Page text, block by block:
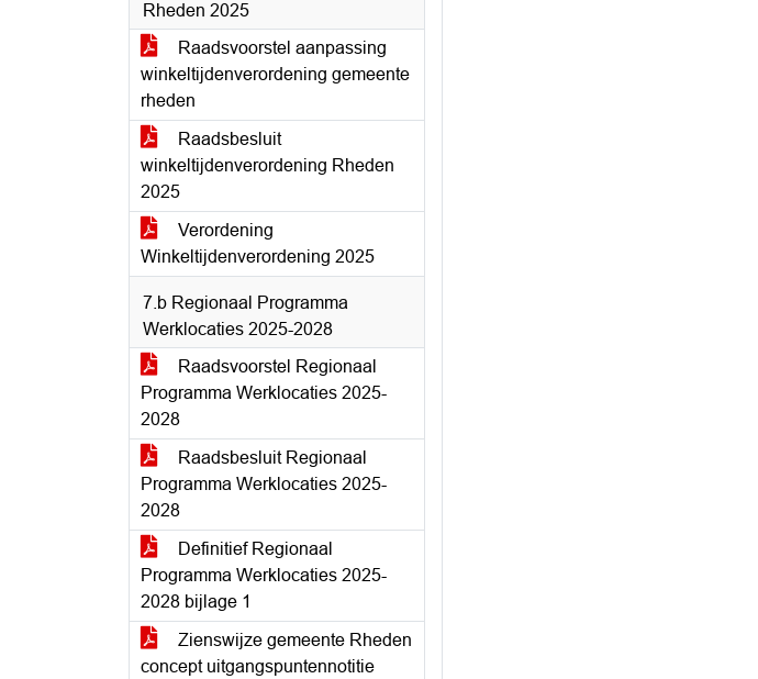
Rheden 2025
Raadsvoorstel aanpassing
winkeltijdenverordening gemeente
rheden
Raadsbesluit
winkeltijdenverordening Rheden
2025
Verordening
Winkeltijdenverordening 2025
7.b Regionaal Programma
Werklocaties 2025-2028
Raadsvoorstel Regionaal
Programma Werklocaties 2025-
2028
Raadsbesluit Regionaal
Programma Werklocaties 2025-
2028
Definitief Regionaal
Programma Werklocaties 2025-
2028 bijlage 1
Zienswijze gemeente Rheden
concept uitgangspuntennotitie